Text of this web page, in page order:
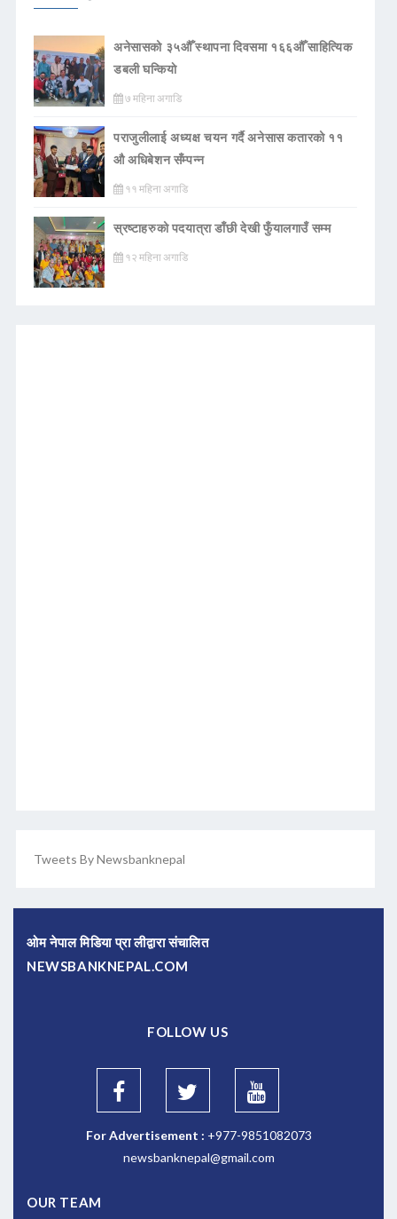
अनेसासको ३५औँ स्थापना दिवसमा १६६औँ साहित्यिक
डबली घन्कियाे
७ महिना अगाडि
पराजुलीलाई अध्यक्ष चयन गर्दै अनेसास कतारको ११
औ अधिबेशन सँम्पन्न
११ महिना अगाडि
स्रष्टाहरुको पदयात्रा डाँछी देखी फुँयालगाउँ सम्म
१२ महिना अगाडि
Tweets By Newsbanknepal
ओम नेपाल मिडिया प्रा लीद्वारा संचालित
NEWSBANKNEPAL.COM
FOLLOW US
For Advertisement : +977-9851082073
newsbanknepal@gmail.com
OUR TEAM